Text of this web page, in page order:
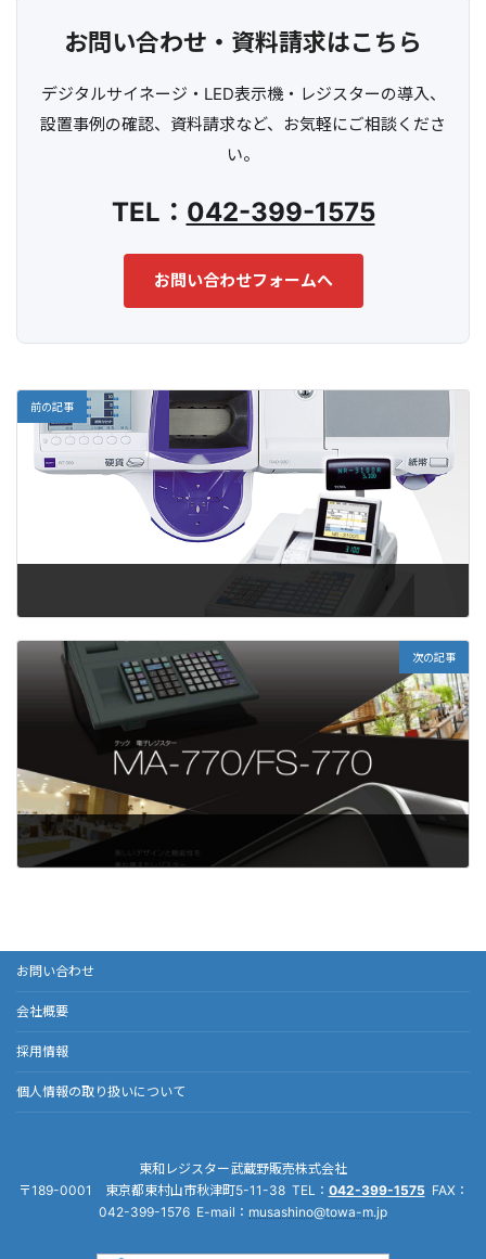
お問い合わせ・資料請求はこちら
デジタルサイネージ・LED表示機・レジスターの導入、
設置事例の確認、資料請求など、お気軽にご相談くださ
い。
TEL： 042-399-1575
お問い合わせフォームへ
前の記事
次の記事
お問い合わせ
会社概要
採用情報
個人情報の取り扱いについて
東和レジスター武蔵野販売株式会社
〒189-0001 東京都東村山市秋津町5-11-38 TEL： 042-399-1575 FAX：
042-399-1576 E-mail： musashino@towa-m.jp